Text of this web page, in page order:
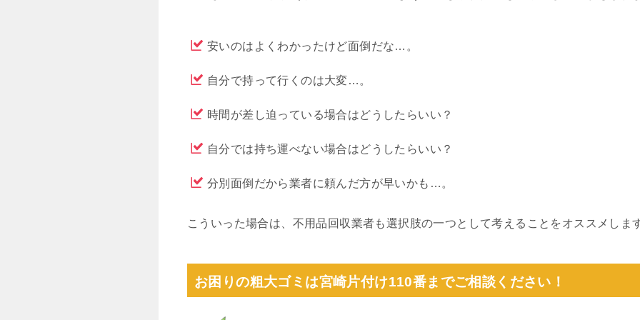
安いのはよくわかったけど面倒だな…。
自分で持って行くのは大変…。
時間が差し迫っている場合はどうしたらいい？
自分では持ち運べない場合はどうしたらいい？
分別面倒だから業者に頼んだ方が早いかも…。
こういった場合は、不用品回収業者も選択肢の一つとして考えることをオススメしま
お困りの粗大ゴミは宮崎片付け110番までご相談ください！